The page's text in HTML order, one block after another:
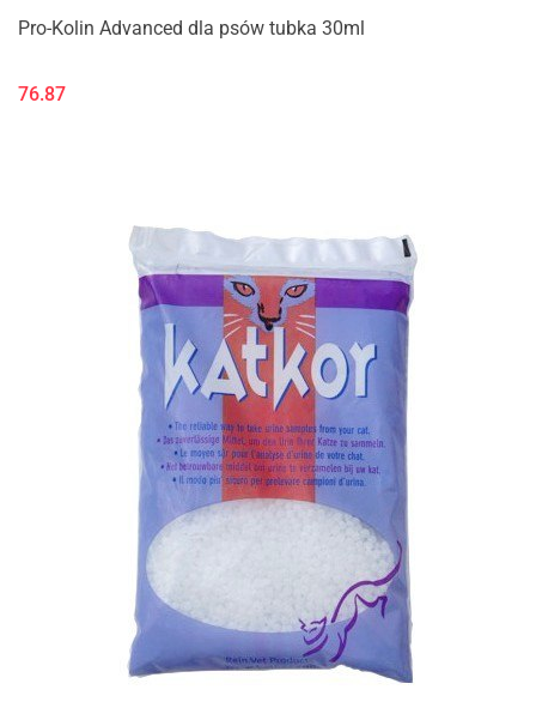
Pro-Kolin Advanced dla psów tubka 30ml
76.87